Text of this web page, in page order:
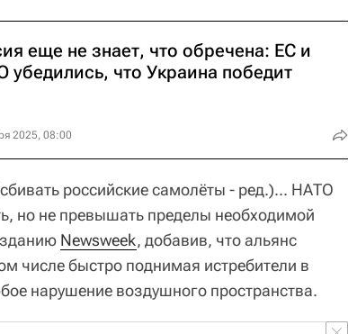
еще не знает, что обречена: ЕС и
убедились, что Украина победит
2025, 08:00
российские самолёты - ред.)... НАТО
но не превышать пределы необходимой
Newsweek, добавив, что альянс
числе быстро поднимая истребители в
нарушение воздушного пространства.